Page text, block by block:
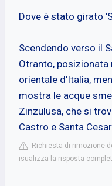
Dove è stato girato
Scendendo verso il
Otranto,
orientale d'Italia,
mostra le acque
Zinzulusa, che si
Castro e Santa
Richiesta di rimozione
isualizza la risposta